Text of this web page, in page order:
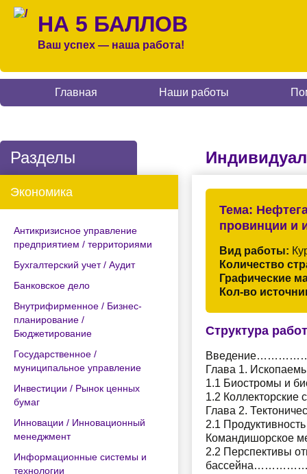
НА 5 БАЛЛОВ
Ваш успех — наша работа!
Главная Наши работы
Разделы
Экономика
Антикризисное управление
предприятием / территориями
Бухгалтерский учет / Аудит
Банковское дело
Внутрифирменное / Бизнес-
планирование /
Бюджетирование
Государственное /
муниципальное управление
Инвестиции / Рынок ценных
бумаг
Инновации / Инновационный
менеджмент
Информационные системы и
технологии
Тема:
провинции и
Вид работы:
Количество
Графические
Кол-во
Структура
Глава 1.
1.1 Биостромы и
1.2
Глава 2.
2.1
2.2 Перспективы